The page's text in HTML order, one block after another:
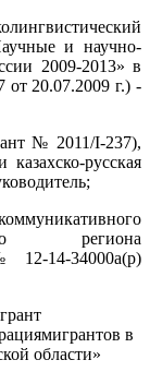
и научно-
2009-2013» в
от 20.07.2009 г.) -
№ 2011/I-237),
русская
региона
14-34000а(р)
в
области»